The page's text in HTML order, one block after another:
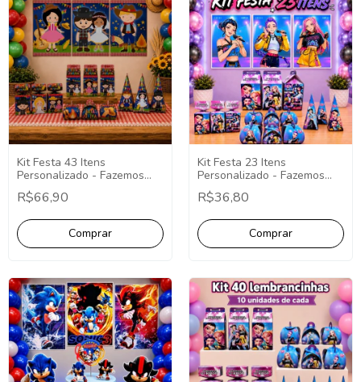
Kit Festa 43 Itens
Personalizado - Fazemos
Qualquer Tema - Decoração
Personalizada
R$66,90
Kit Festa 23 Itens
Personalizado - Fazemos
Qualquer Tema - Decoração
Personalizada.
R$36,80